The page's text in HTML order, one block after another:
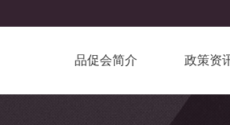
品促会简介 政策资